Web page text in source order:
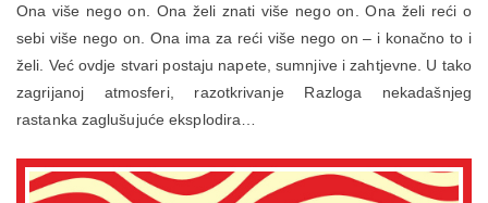
Ona više nego on. Ona želi znati više nego on. Ona želi reći o
sebi više nego on. Ona ima za reći više nego on – i konačno to i
želi. Već ovdje stvari postaju napete, sumnjive i zahtjevne. U tako
zagrijanoj atmosferi, razotkrivanje Razloga nekadašnjeg
rastanka zaglušujuće eksplodira…